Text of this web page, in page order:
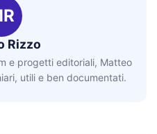
Rizzo
e progetti editoriali, Matteo
utili e ben documentati.